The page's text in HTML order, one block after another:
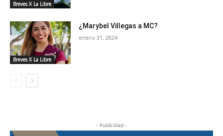
Breves X La Libre
Breves X La Libre
¿Marybel Villegas a MC?
enero 31, 2024
- Publicidad -